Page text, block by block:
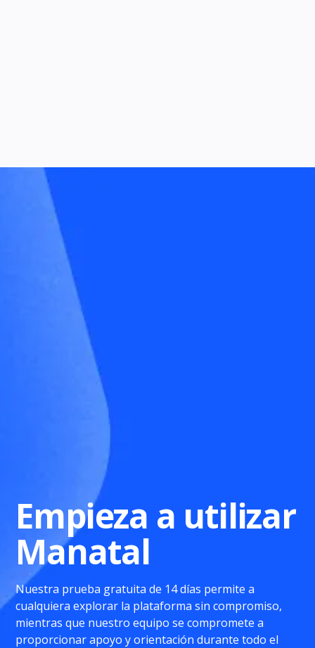
Empieza a utilizar
Manatal
Nuestra prueba gratuita de 14 días permite a
cualquiera explorar la plataforma sin compromiso,
mientras que nuestro equipo se compromete a
proporcionar apoyo y orientación durante todo el